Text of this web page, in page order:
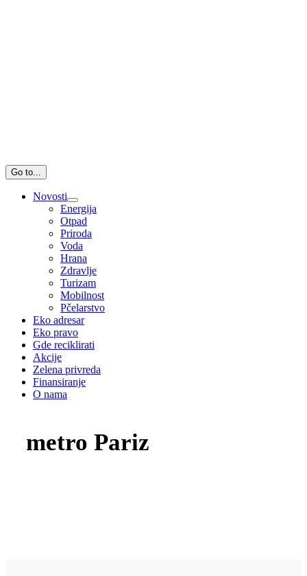
Go to...
Novosti
Energija
Otpad
Priroda
Voda
Hrana
Zdravlje
Turizam
Mobilnost
Pčelarstvo
Eko adresar
Eko pravo
Gde reciklirati
Akcije
Zelena privreda
Finansiranje
O nama
metro Pariz